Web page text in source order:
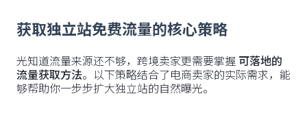
获取独立站免费流量的核心策略
光知道流量来源还不够，跨境卖家更需要掌握 可落地的
流量获取方法。以下策略结合了电商卖家的实际需求，能
够帮助你一步步扩大独立站的自然曝光。